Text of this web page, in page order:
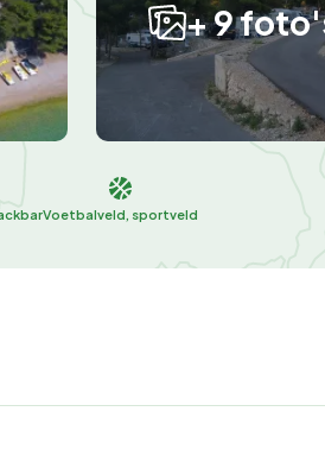
+ 9
Voetbalveld, sportveld